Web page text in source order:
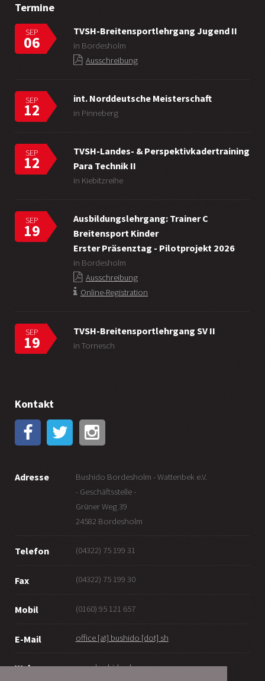
Termine
SEP
06
TVSH-Breitensportlehrgang Jugend II
in Bordesholm
Ausschreibung
SEP
12
int. Norddeutsche Meisterschaft
in Pinneberg
SEP
12
TVSH-Landes- & Perspektivkadertraining
Para Technik II
in Kiebitzreihe
SEP
19
Ausbildungslehrgang: Trainer C
Breitensport Kinder
Erster Präsenztag - Pilotprojekt 2026
in Bordesholm
Ausschreibung
Online-Registration
SEP
19
TVSH-Breitensportlehrgang SV II
in Tornesch
Kontakt
Adresse
Bushido Bordesholm - Wattenbek e.V.
- Geschäftsstelle -
Grüner Weg 39
24582 Bordesholm
Telefon (04322) 75 199 31
Fax (04322) 75 199 30
Mobil (0160) 95 121 657
E-Mail office [at] bushido [dot] sh
Web www.bushido.sh